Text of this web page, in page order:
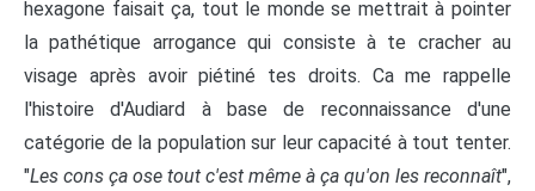
hexagone faisait ça, tout le monde se mettrait à pointer
la pathétique arrogance qui consiste à te cracher au
visage après avoir piétiné tes droits. Ca me rappelle
l'histoire d'Audiard à base de reconnaissance d'une
catégorie de la population sur leur capacité à tout tenter.
"Les cons ça ose tout c'est même à ça qu'on les reconnaît",